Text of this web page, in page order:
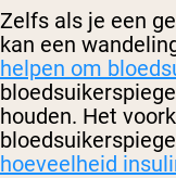
Zelfs als je een
kan een
helpen om
houden. Het
hoeveelheid